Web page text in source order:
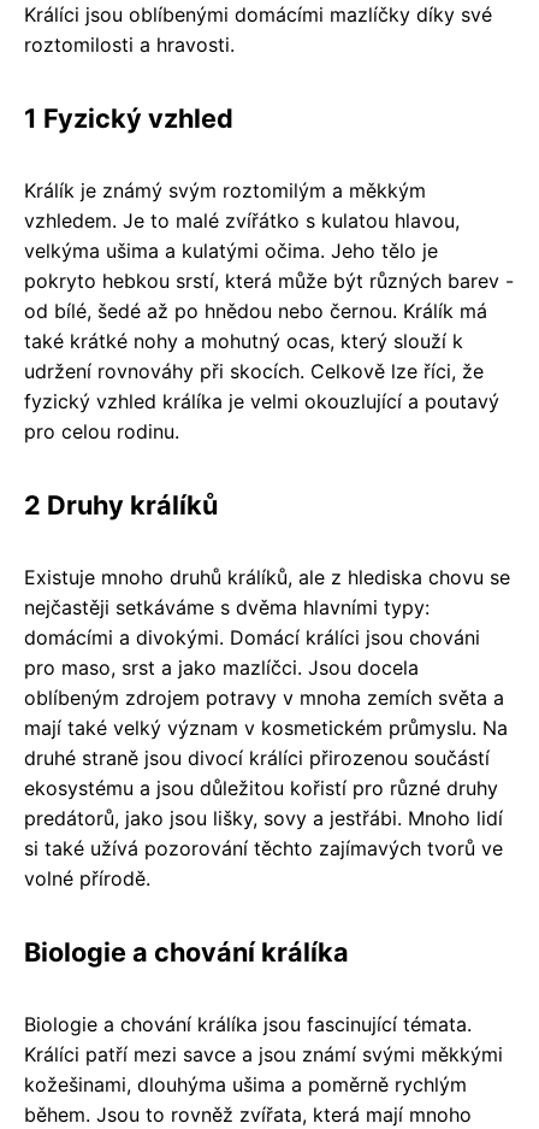
Králíci jsou oblíbenými domácími mazlíčky díky své
roztomilosti a hravosti.
1 Fyzický vzhled
Králík je známý svým roztomilým a měkkým
vzhledem. Je to malé zvířátko s kulatou hlavou,
velkýma ušima a kulatými očima. Jeho tělo je
pokryto hebkou srstí, která může být různých barev -
od bílé, šedé až po hnědou nebo černou. Králík má
také krátké nohy a mohutný ocas, který slouží k
udržení rovnováhy při skocích. Celkově lze říci, že
fyzický vzhled králíka je velmi okouzlující a poutavý
pro celou rodinu.
2 Druhy králíků
Existuje mnoho druhů králíků, ale z hlediska chovu se
nejčastěji setkáváme s dvěma hlavními typy:
domácími a divokými. Domácí králíci jsou chováni
pro maso, srst a jako mazlíčci. Jsou docela
oblíbeným zdrojem potravy v mnoha zemích světa a
mají také velký význam v kosmetickém průmyslu. Na
druhé straně jsou divocí králíci přirozenou součástí
ekosystému a jsou důležitou kořistí pro různé druhy
predátorů, jako jsou lišky, sovy a jestřábi. Mnoho lidí
si také užívá pozorování těchto zajímavých tvorů ve
volné přírodě.
Biologie a chování králíka
Biologie a chování králíka jsou fascinující témata.
Králíci patří mezi savce a jsou známí svými měkkými
kožešinami, dlouhýma ušima a poměrně rychlým
během. Jsou to rovněž zvířata, která mají mnoho